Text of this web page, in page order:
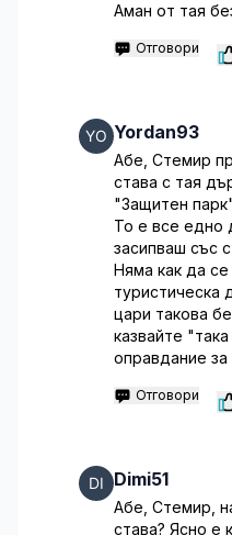
Аман от тая
Отговори
Yordan93
Абе, Стемир
става с тая
"Защитен
То е все едно
засипваш със
Няма как да
туристическа
цари такова
казвайте
оправдание за
Отговори
Dimi51
Абе, Стемир,
става? Ясно е